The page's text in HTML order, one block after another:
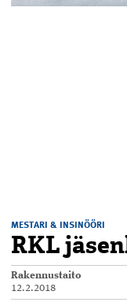
MESTARI & INSINÖÖRI
RKL
Rakennustaito
12.2.2018